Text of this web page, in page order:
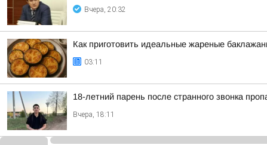
Вчера, 20:32
Как приготовить идеальные жареные
03:11
18-летний парень после странного звонка
Вчера, 18:11